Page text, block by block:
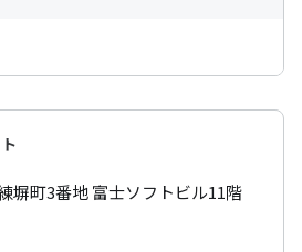
塀町3番地 富士ソフトビル11階